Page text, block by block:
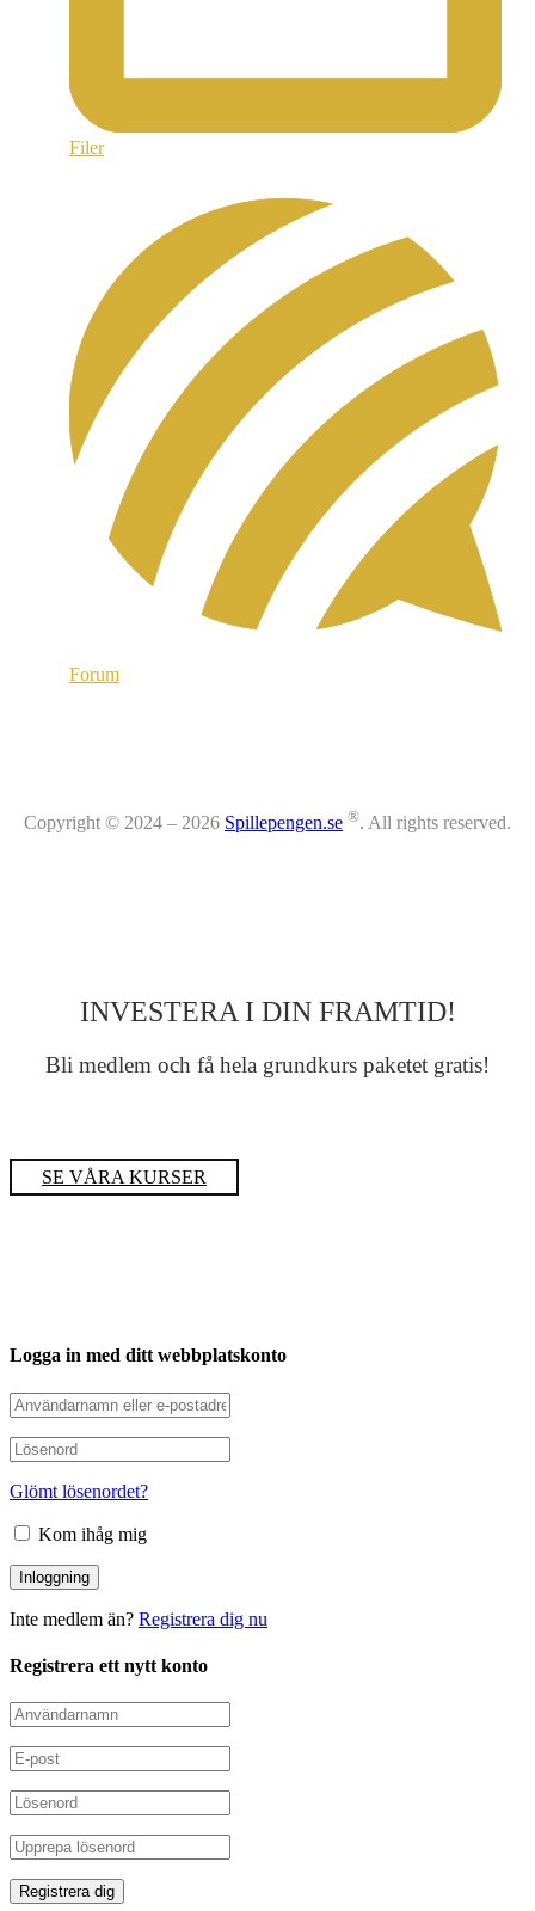
Filer
Forum
Copyright © 2024 – 2026 Spillepengen.se ®. All rights reserved.
INVESTERA I DIN FRAMTID!
Bli medlem och få hela grundkurs paketet gratis!
SE VÅRA KURSER
Logga in med ditt webbplatskonto
Glömt lösenordet?
Kom ihåg mig
Inte medlem än? Registrera dig nu
Registrera ett nytt konto